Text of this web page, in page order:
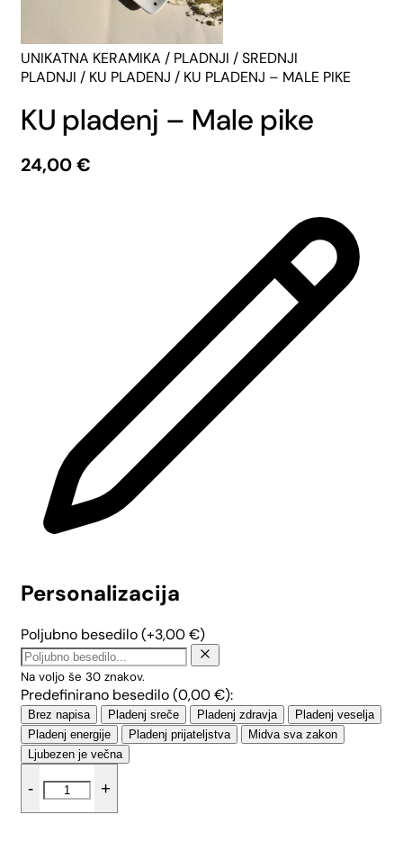
UNIKATNA KERAMIKA / PLADNJI /SREDNJI
PLADNJI / KU PLADENJ / KU PLADENJ – MALE PIKE
KU pladenj – Male pike
24,00€
Personalizacija
Poljubno besedilo(+3,00€)
Na voljo še 30 znakov.
Predefinirano besedilo (0,00€):
Brez napisa Pladenj sreče Pladenj zdravja
Pladenj veselja
Pladenj energije
Pladenj prijateljstva
Midva sva zakon
Ljubezen je večna
-
pladenj
-
+